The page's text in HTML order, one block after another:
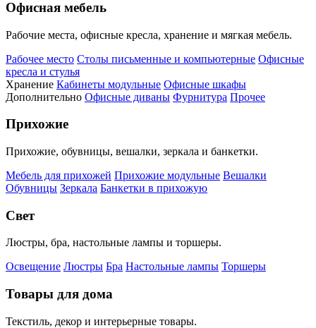
Офисная мебель
Рабочие места, офисные кресла, хранение и мягкая мебель.
Рабочее место Столы письменные и компьютерные Офисные
кресла и стулья
Хранение Кабинеты модульные Офисные шкафы
Дополнительно Офисные диваны Фурнитура Прочее
Прихожие
Прихожие, обувницы, вешалки, зеркала и банкетки.
Мебель для прихожей Прихожие модульные Вешалки
Обувницы Зеркала Банкетки в прихожую
Свет
Люстры, бра, настольные лампы и торшеры.
Освещение Люстры Бра Настольные лампы Торшеры
Товары для дома
Текстиль, декор и интерьерные товары.